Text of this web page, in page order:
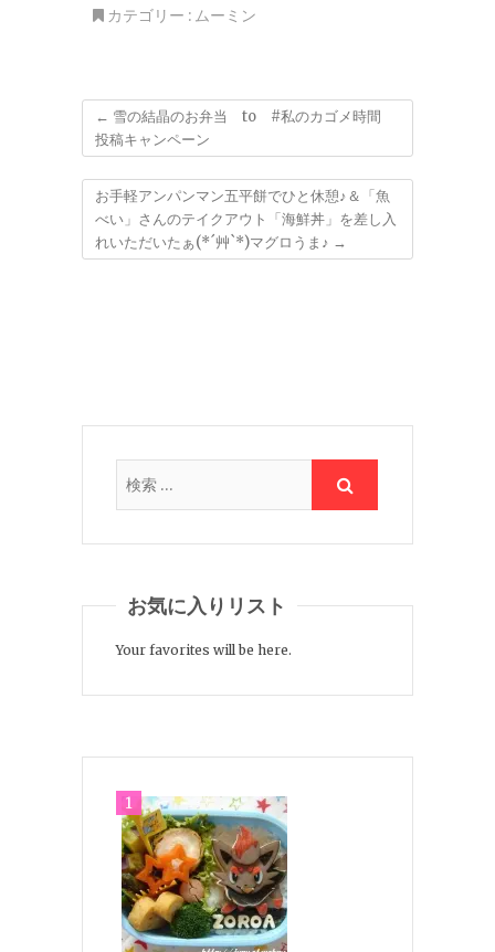
カテゴリー : ムーミン
← 雪の結晶のお弁当 to #私のカゴメ時間
投稿キャンペーン
お手軽アンパンマン五平餅でひと休憩♪＆「魚
べい」さんのテイクアウト「海鮮丼」を差し入
れいただいたぁ(*´艸`*)マグロうま♪ →
お気に入りリスト
Your favorites will be here.